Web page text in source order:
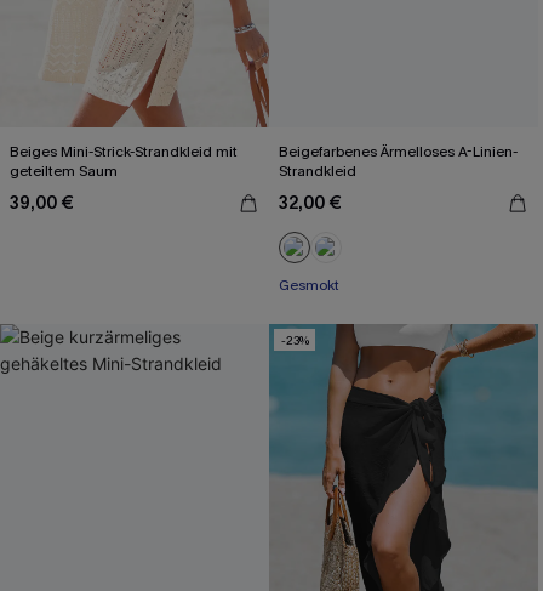
Beiges Mini-Strick-Strandkleid mit
geteiltem Saum
39,00 €
Beigefarbenes Ärmelloses A-Linien-
Strandkleid
32,00 €
Gesmokt
-23%